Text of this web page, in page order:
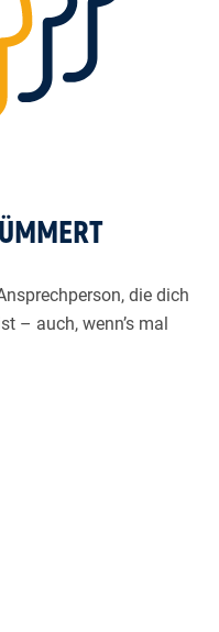
die dich
– auch, wenn’s mal